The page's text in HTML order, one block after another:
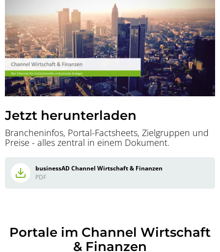
Jetzt herunterladen
Brancheninfos, Portal-Factsheets, Zielgruppen und
Preise - alles zentral in einem Dokument.
businessAD Channel Wirtschaft & Finanzen
PDF
Portale im Channel Wirtschaft
& Finanzen